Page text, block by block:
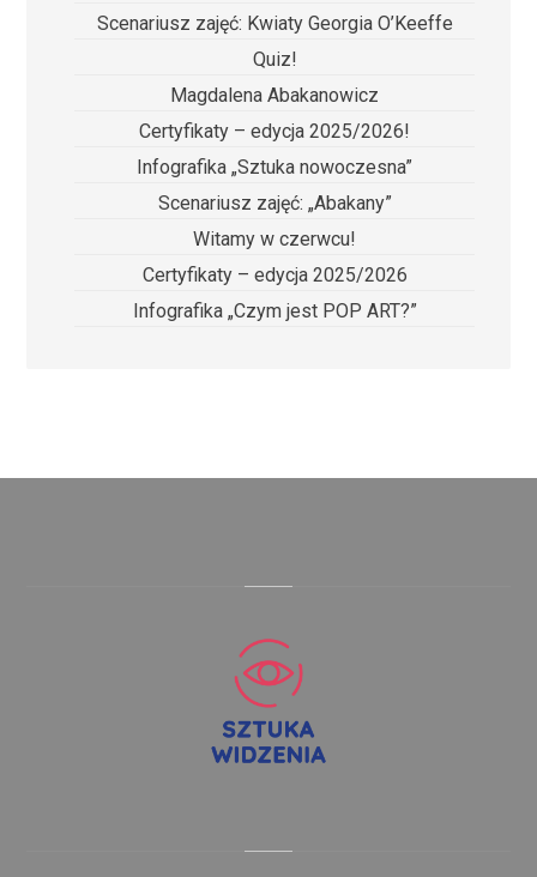
Scenariusz zajęć: Kwiaty Georgia O’Keeffe
Quiz!
Magdalena Abakanowicz
Certyfikaty – edycja 2025/2026!
Infografika „Sztuka nowoczesna”
Scenariusz zajęć: „Abakany”
Witamy w czerwcu!
Certyfikaty – edycja 2025/2026
Infografika „Czym jest POP ART?”